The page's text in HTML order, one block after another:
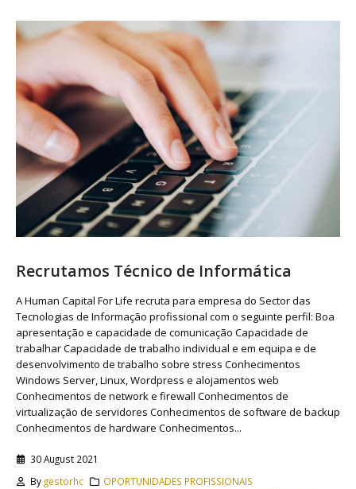
Recrutamos Técnico de Informática
A Human Capital For Life recruta para empresa do Sector das
Tecnologias de Informação profissional com o seguinte perfil: Boa
apresentação e capacidade de comunicação Capacidade de
trabalhar Capacidade de trabalho individual e em equipa e de
desenvolvimento de trabalho sobre stress Conhecimentos
Windows Server, Linux, Wordpress e alojamentos web
Conhecimentos de network e firewall Conhecimentos de
virtualização de servidores Conhecimentos de software de backup
Conhecimentos de hardware Conhecimentos...
30 August 2021
By gestorhc
OPORTUNIDADES PROFISSIONAIS